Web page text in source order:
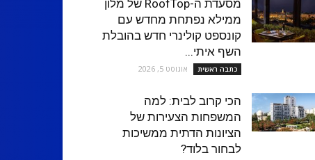
מסעדת ה-RoofTop של מלון
ממילא נפתחת מחדש עם
קונספט קולינרי חדש בהובלת
השף איתי...
כתבה ראשית אוגוסט 5, 2026
הכי קרוב לבית: למה
המשפחות הצעירות של
הציונות הדתית ממשיכות
לבחור בלוד?